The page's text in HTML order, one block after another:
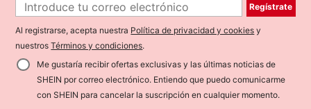
1.369 $ 27.131
Volver al principio
Regístrate
Al registrarse, acepta nuestra Política de privacidad y cookies y
nuestrosTérminos y condiciones.
Me gustaría recibir ofertas exclusivas y las últimas noticias de
SHEIN por correo electrónico. Entiendo que puedo comunicarme
con SHEIN para cancelar la suscripción en cualquier momento.